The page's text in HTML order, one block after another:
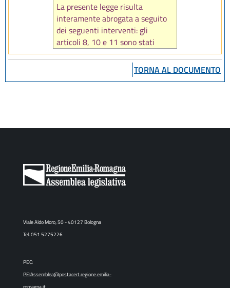
La presente legge risulta
interamente abrogata a seguito
dei seguenti interventi: gli
articoli 8, 10 e 11 sono stati
abrogati rispettivamente dagli
L.R. 13 gennaio 1978 n. 5
art. 52 della L.R. 24 marzo 2000
n. 20
38 dall'
art. 15 della L.R. 24 marzo 2000
TORNA AL DOCUMENTO
Viale Aldo Moro, 50 - 40127 Bologna
Tel. 051 5275226
PEC:
PEIAssemblea@postacert.regione.emilia-